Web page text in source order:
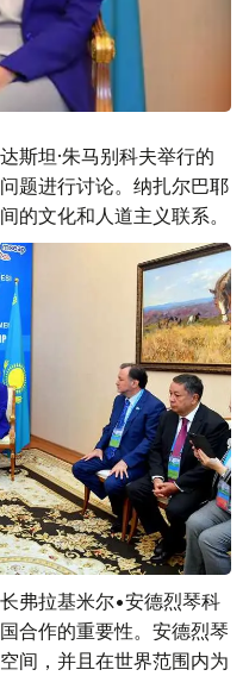
斯坦·朱马别科夫举行的
题进行讨论。纳扎尔巴耶
的文化和人道主义联系。
弗拉基米尔•安德烈琴科
合作的重要性。安德烈琴
间，并且在世界范围内为